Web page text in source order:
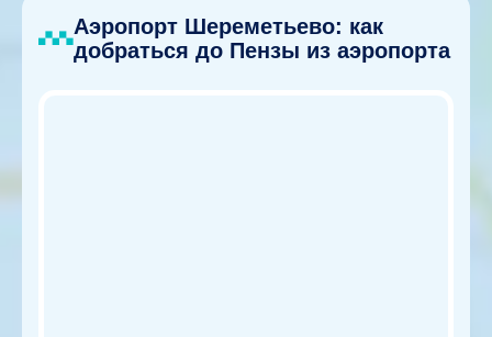
Аэропорт Шереметьево: как
добраться до Пензы из аэропорта